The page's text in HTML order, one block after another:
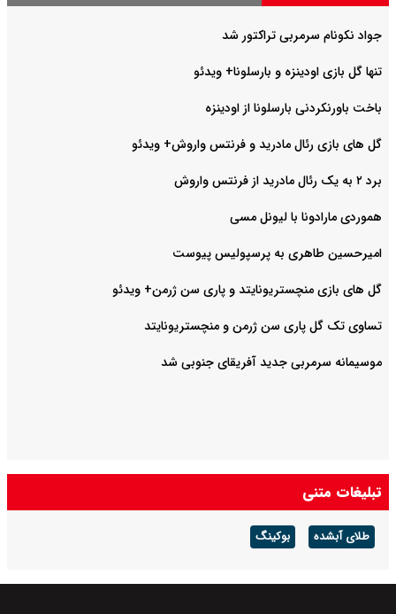
جواد نکونام سرمربی تراکتور شد
تنها گل بازی اودینزه و بارسلونا+ ویدئو
باخت باورنکردنی بارسلونا از اودینزه
گل های بازی رئال مادرید و فرنتس واروش+ ویدئو
برد ۲ به یک رئال مادرید از فرنتس واروش
هموردی مارادونا با لیونل مسی
امیرحسین طاهری به پرسپولیس پیوست
گل های بازی منچستریونایتد و پاری سن ژرمن+ ویدئو
تساوی تک گل پاری سن ژرمن و منچستریونایتد
موسیمانه سرمربی جدید آفریقای جنوبی شد
تبلیغات متنی
طلای آبشده بوکینگ